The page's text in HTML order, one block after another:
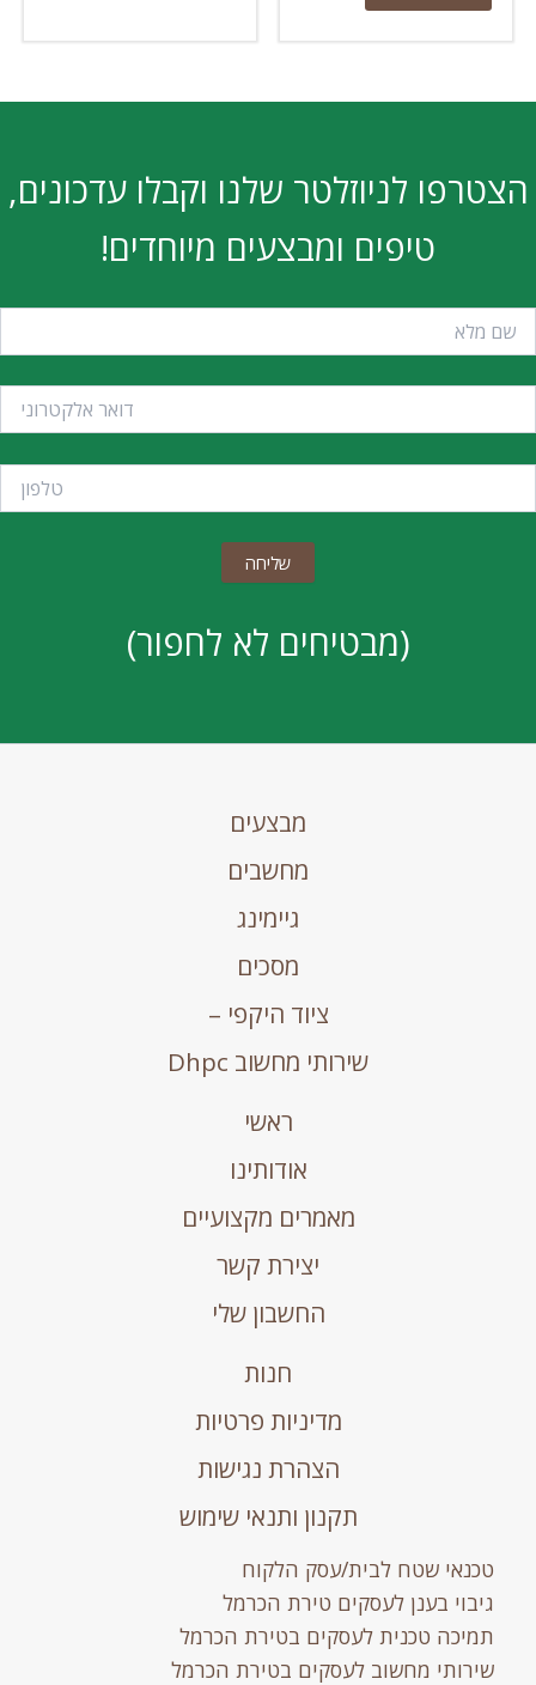
לניוזלטר שלנו וקבלו עדכונים,
טיפים ומבצעים מיוחדים!
(מבטיחים לא לחפור)
מבצעים
מחשבים
ציוד היקפי –
שירותי מחשוב Dhpc
אודותינו
מאמרים מקצועיים
יצירת קשר
החשבון שלי
מדיניות פרטיות
הצהרת נגישות
תקנון ותנאי שימוש
שטח לבית/עסק הלקוח
בענן לעסקים טירת הכרמל
טכנית לעסקים בטירת הכרמל
מחשוב לעסקים בטירת הכרמל